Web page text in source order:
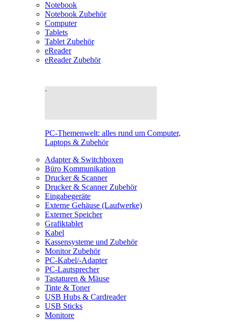
Notebook
Notebook Zubehör
Computer
Tablets
Tablet Zubehör
eReader
eReader Zubehör
PC-Themenwelt: alles rund um Computer,
Laptops & Zubehör
Adapter & Switchboxen
Büro Kommunikation
Drucker & Scanner
Drucker & Scanner Zubehör
Eingabegeräte
Externe Gehäuse (Laufwerke)
Externer Speicher
Grafiktablet
Kabel
Kassensysteme und Zubehör
Monitor Zubehör
PC-Kabel/-Adapter
PC-Lautsprecher
Tastaturen & Mäuse
Tinte & Toner
USB Hubs & Cardreader
USB Sticks
Monitore